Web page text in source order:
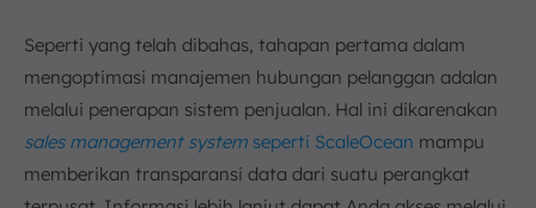
Seperti yang telah dibahas, tahapan pertama dalam
mengoptimasi manajemen hubungan pelanggan adalan
melalui penerapan sistem penjualan. Hal ini dikarenakan
sales management system seperti ScaleOcean mampu
memberikan transparansi data dari suatu perangkat